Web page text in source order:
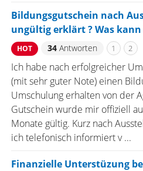
Bildungsgutschein nach
ungültig erklärt ? Was
HOT 34Antworten 1 2
Ich habe nach erfolgreicher
(mit sehr guter Note) einen
Umschulung erhalten von der
Gutschein wurde mir offiziell
Monate gültig. Kurz nach
ich telefonisch informiert v ...
Finanzielle Unterstüzung